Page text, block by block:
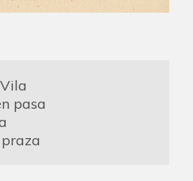
pasa